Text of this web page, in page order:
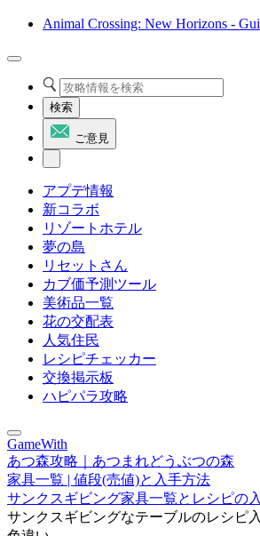
Animal Crossing: New Horizons -
検索
ご意見
アプデ情報
新コラボ
リゾートホテル
夢の島
リセットさん
カブ価予測ツール
美術品一覧
花の交配表
人気住民
レシピチェッカー
交換掲示板
ハピパラ攻略
GameWith
あつ森攻略｜あつまれどうぶつの森
家具一覧 | 値段(売値)と入手方法
サンクスギビング家具一覧とレシピの
サンクスギビングなテーブルのレシピ